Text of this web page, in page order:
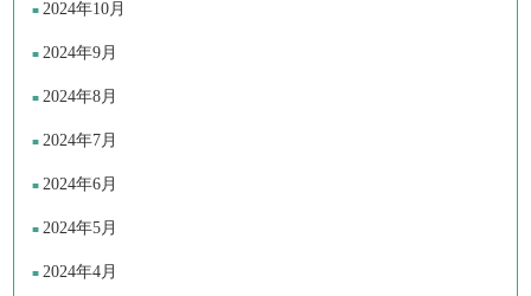
2024年10月
2024年9月
2024年8月
2024年7月
2024年6月
2024年5月
2024年4月